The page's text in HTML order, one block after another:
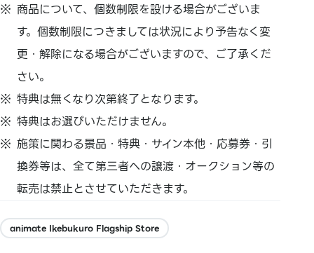
商品について、個数制限を設ける場合がございま
す。個数制限につきましては状況により予告なく変
更・解除になる場合がございますので、ご了承くだ
さい。
特典は無くなり次第終了となります。
特典はお選びいただけません。
施策に関わる景品・特典・サイン本他・応募券・引
換券等は、全て第三者への譲渡・オークション等の
転売は禁止とさせていただきます。
animate Ikebukuro Flagship Store